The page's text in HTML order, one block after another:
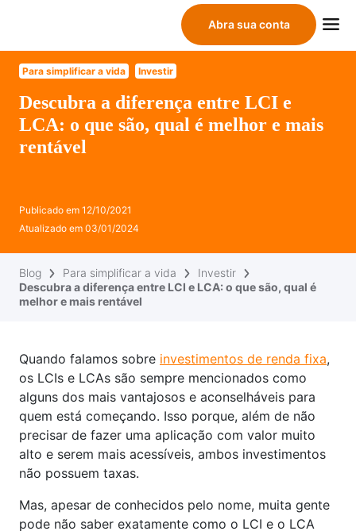
Abra sua conta
Para simplificar a vida Investir
Descubra a diferença entre LCI e
LCA: o que são, qual é melhor e mais
rentável
Publicado em 12/10/2021
Atualizado em 03/01/2024
Blog Para simplificar a vida
Investir
Descubra a diferença entre LCI e LCA: o que são, qual é
melhor e mais rentável
Quando falamos sobre investimentos de renda fixa,
os LCIs e LCAs são sempre mencionados como
alguns dos mais vantajosos e aconselháveis para
quem está começando. Isso porque, além de não
precisar de fazer uma aplicação com valor muito
alto e serem mais acessíveis, ambos investimentos
não possuem taxas.
Mas, apesar de conhecidos pelo nome, muita gente
pode não saber exatamente como o LCI e o LCA